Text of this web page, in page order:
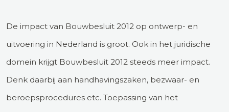
De impact van Bouwbesluit 2012 op ontwerp- en
uitvoering in Nederland is groot. Ook in het juridische
domein krijgt Bouwbesluit 2012 steeds meer impact.
Denk daarbij aan handhavingszaken, bezwaar- en
beroepsprocedures etc. Toepassing van het